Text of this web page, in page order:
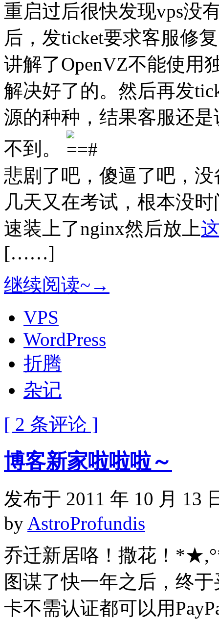
重启过后很快发现vps没
后，发ticket要求客服修
讲解了OpenVZ不能使用
解决好了的。然后再发
源的种种，结果客服还
不到。
悲剧了吧，傻逼了吧，
几天又在考试，根本没
速装上了nginx然后放上
[……]
继续阅读~→
VPS
WordPress
折腾
杂记
[ 2 条评论 ]
博客新家啦啦啦～
发布于 2011 年 10 月 13
by AstroProfundis
乔迁新居咯！撒花！
图谋了快一年之后，终
卡不需认证都可以用